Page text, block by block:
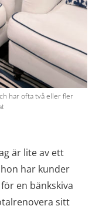
har ofta två eller fler
är lite av ett
har kunder
en bänkskiva
sitt